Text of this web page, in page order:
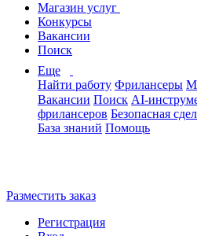
Магазин услуг
Конкурсы
Вакансии
Поиск
Еще
Найти работу Фрилансеры
Вакансии Поиск AI-
фрилансеров Безопасная
База знаний Помощь
Разместить заказ
Регистрация